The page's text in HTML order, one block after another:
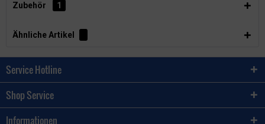
Zubehör 1
Ähnliche Artikel
Service Hotline
Shop Service
Informationen